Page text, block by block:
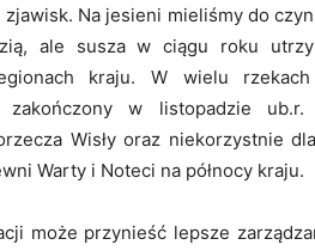
Na jesieni mieliśmy do
ale susza w ciągu roku
kraju. W wielu
zakończony w listopadzie
Wisły oraz niekorzystnie
Warty i Noteci na północy kraju.
może przynieść lepsze